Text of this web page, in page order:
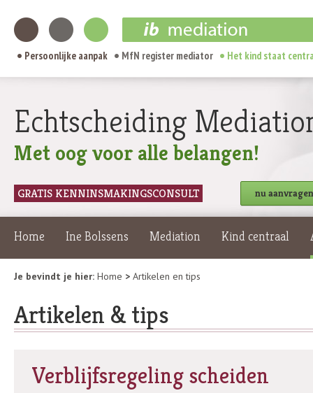
Persoonlijke aanpak MfN register mediator Het kind staat
Echtscheiding
Met oog voor alle belangen!
GRATIS KENNINSMAKINGSCONSULT nu aanvragen
Home Ine Bolssens Mediation Kind centraal
Je bevindt je hier: Home > Artikelen en tips
Artikelen & tips
Verblijfsregeling scheiden